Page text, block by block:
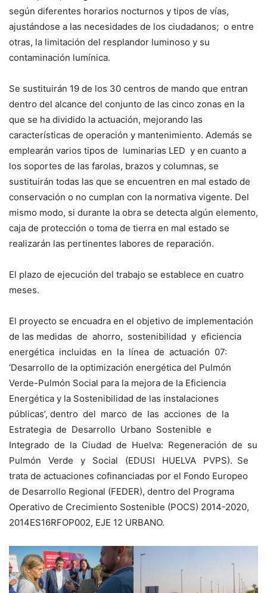
según diferentes horarios nocturnos y tipos de vías,
ajustándose a las necesidades de los ciudadanos; o entre
otras, la limitación del resplandor luminoso y su
contaminación lumínica.
Se sustituirán 19 de los 30 centros de mando que entran
dentro del alcance del conjunto de las cinco zonas en la
que se ha dividido la actuación, mejorando las
características de operación y mantenimiento. Además se
emplearán varios tipos de luminarias LED y en cuanto a
los soportes de las farolas, brazos y columnas, se
sustituirán todas las que se encuentren en mal estado de
conservación o no cumplan con la normativa vigente. Del
mismo modo, si durante la obra se detecta algún elemento,
caja de protección o toma de tierra en mal estado se
realizarán las pertinentes labores de reparación.
El plazo de ejecución del trabajo se establece en cuatro
meses.
El proyecto se encuadra en el objetivo de implementación
de las medidas de ahorro, sostenibilidad y eficiencia
energética incluidas en la línea de actuación 07:
‘Desarrollo de la optimización energética del Pulmón
Verde-Pulmón Social para la mejora de la Eficiencia
Energética y la Sostenibilidad de las instalaciones
públicas’, dentro del marco de las acciones de la
Estrategia de Desarrollo Urbano Sostenible e
Integrado de la Ciudad de Huelva: Regeneración de su
Pulmón Verde y Social (EDUSI HUELVA PVPS). Se
trata de actuaciones cofinanciadas por el Fondo Europeo
de Desarrollo Regional (FEDER), dentro del Programa
Operativo de Crecimiento Sostenible (POCS) 2014-2020,
2014ES16RFOP002, EJE 12 URBANO.